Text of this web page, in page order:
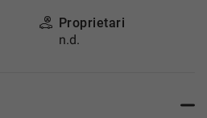
Proprietari
n.d.